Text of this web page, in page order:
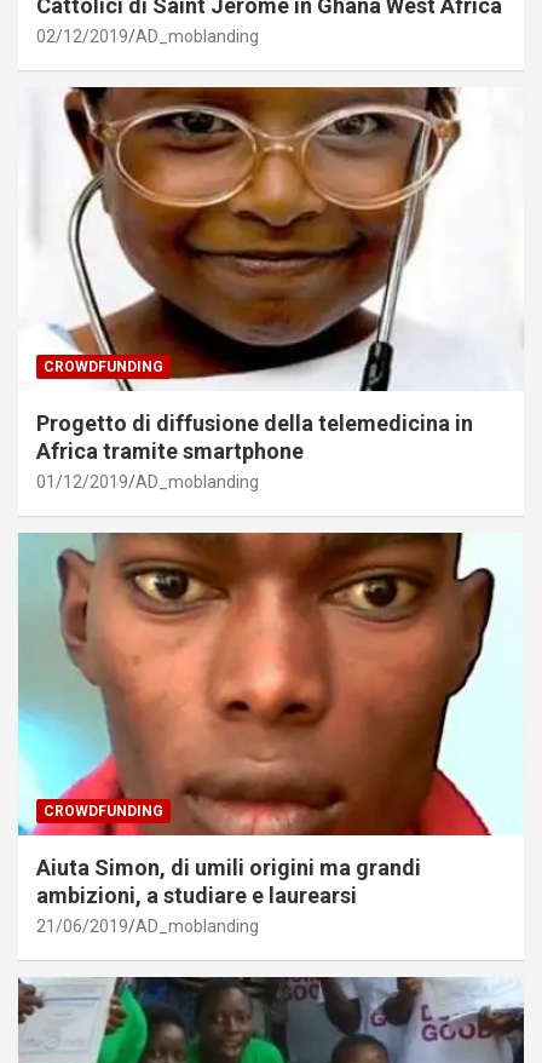
Cattolici di Saint Jerome in Ghana West Africa
02/12/2019 AD_moblanding
CROWDFUNDING
Progetto di diffusione della telemedicina in
Africa tramite smartphone
01/12/2019 AD_moblanding
CROWDFUNDING
Aiuta Simon, di umili origini ma grandi
ambizioni, a studiare e laurearsi
21/06/2019 AD_moblanding